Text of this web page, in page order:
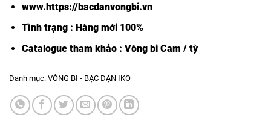
www.https://bacdanvongbi.vn
Tình trạng : Hàng mới 100%
Catalogue tham khảo : Vòng bi Cam / tỳ
Danh mục: VÒNG BI - BẠC ĐẠN IKO